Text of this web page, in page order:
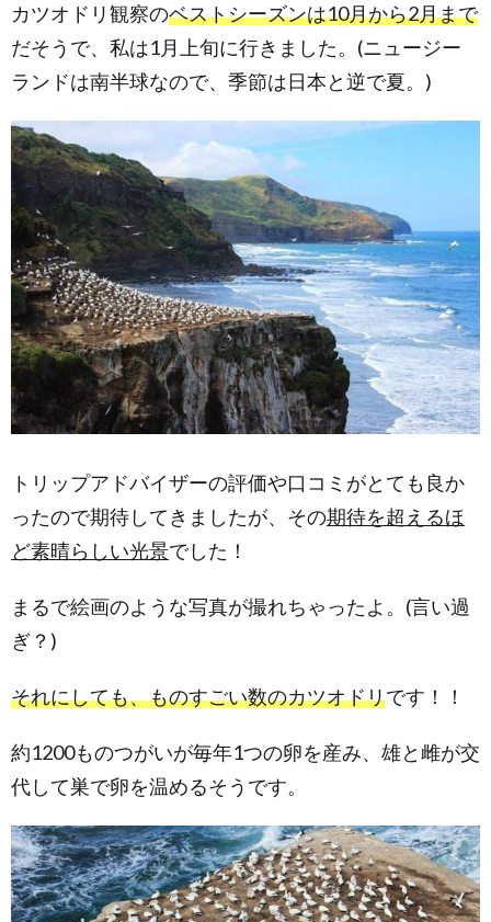
カツオドリ観察のベストシーズンは10月から2月まで
だそうで、私は1月上旬に行きました。(ニュージー
ランドは南半球なので、季節は日本と逆で夏。)
トリップアドバイザーの評価や口コミがとても良か
ったので期待してきましたが、その期待を超えるほ
ど素晴らしい光景でした！
まるで絵画のような写真が撮れちゃったよ。(言い過
ぎ？)
それにしても、ものすごい数のカツオドリです！！
約1200ものつがいが毎年1つの卵を産み、雄と雌が交
代して巣で卵を温めるそうです。